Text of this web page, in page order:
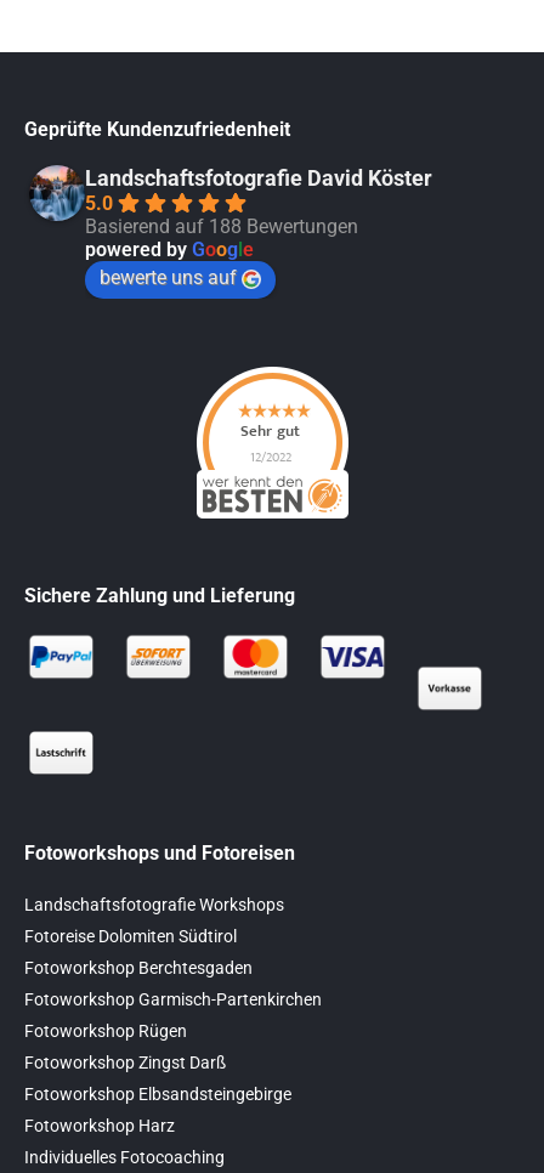
Geprüfte Kundenzufriedenheit
Landschaftsfotografie David Köster
5.0
Basierend auf 188 Bewertungen
powered by Goog e
bewerte uns auf
Sichere Zahlung und Lieferung
Fotoworkshops und Fotoreisen
Landschaftsfotografie Workshops
Fotoreise Dolomiten Südtirol
Fotoworkshop Berchtesgaden
Fotoworkshop Garmisch-Partenkirchen
Fotoworkshop Rügen
Fotoworkshop Zingst Darß
Fotoworkshop Elbsandsteingebirge
Fotoworkshop Harz
Individuelles Fotocoaching